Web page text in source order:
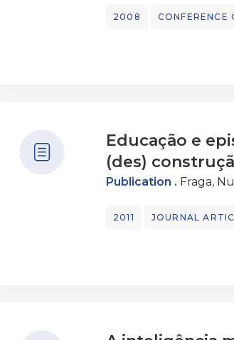
dos seus agentes, o
“A transitoriedade é
impermanência”
2008 CONFERENCE
Educação e
(des)
Publication . Fraga,
2011 JOURNAL